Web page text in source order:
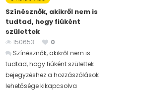
Színésznők, akikről nem is
tudtad, hogy fiúként
születtek
150653
0
Színésznők, akikről nem is
tudtad, hogy fiúként születtek
bejegyzéshez a hozzászólások
lehetősége kikapcsolva